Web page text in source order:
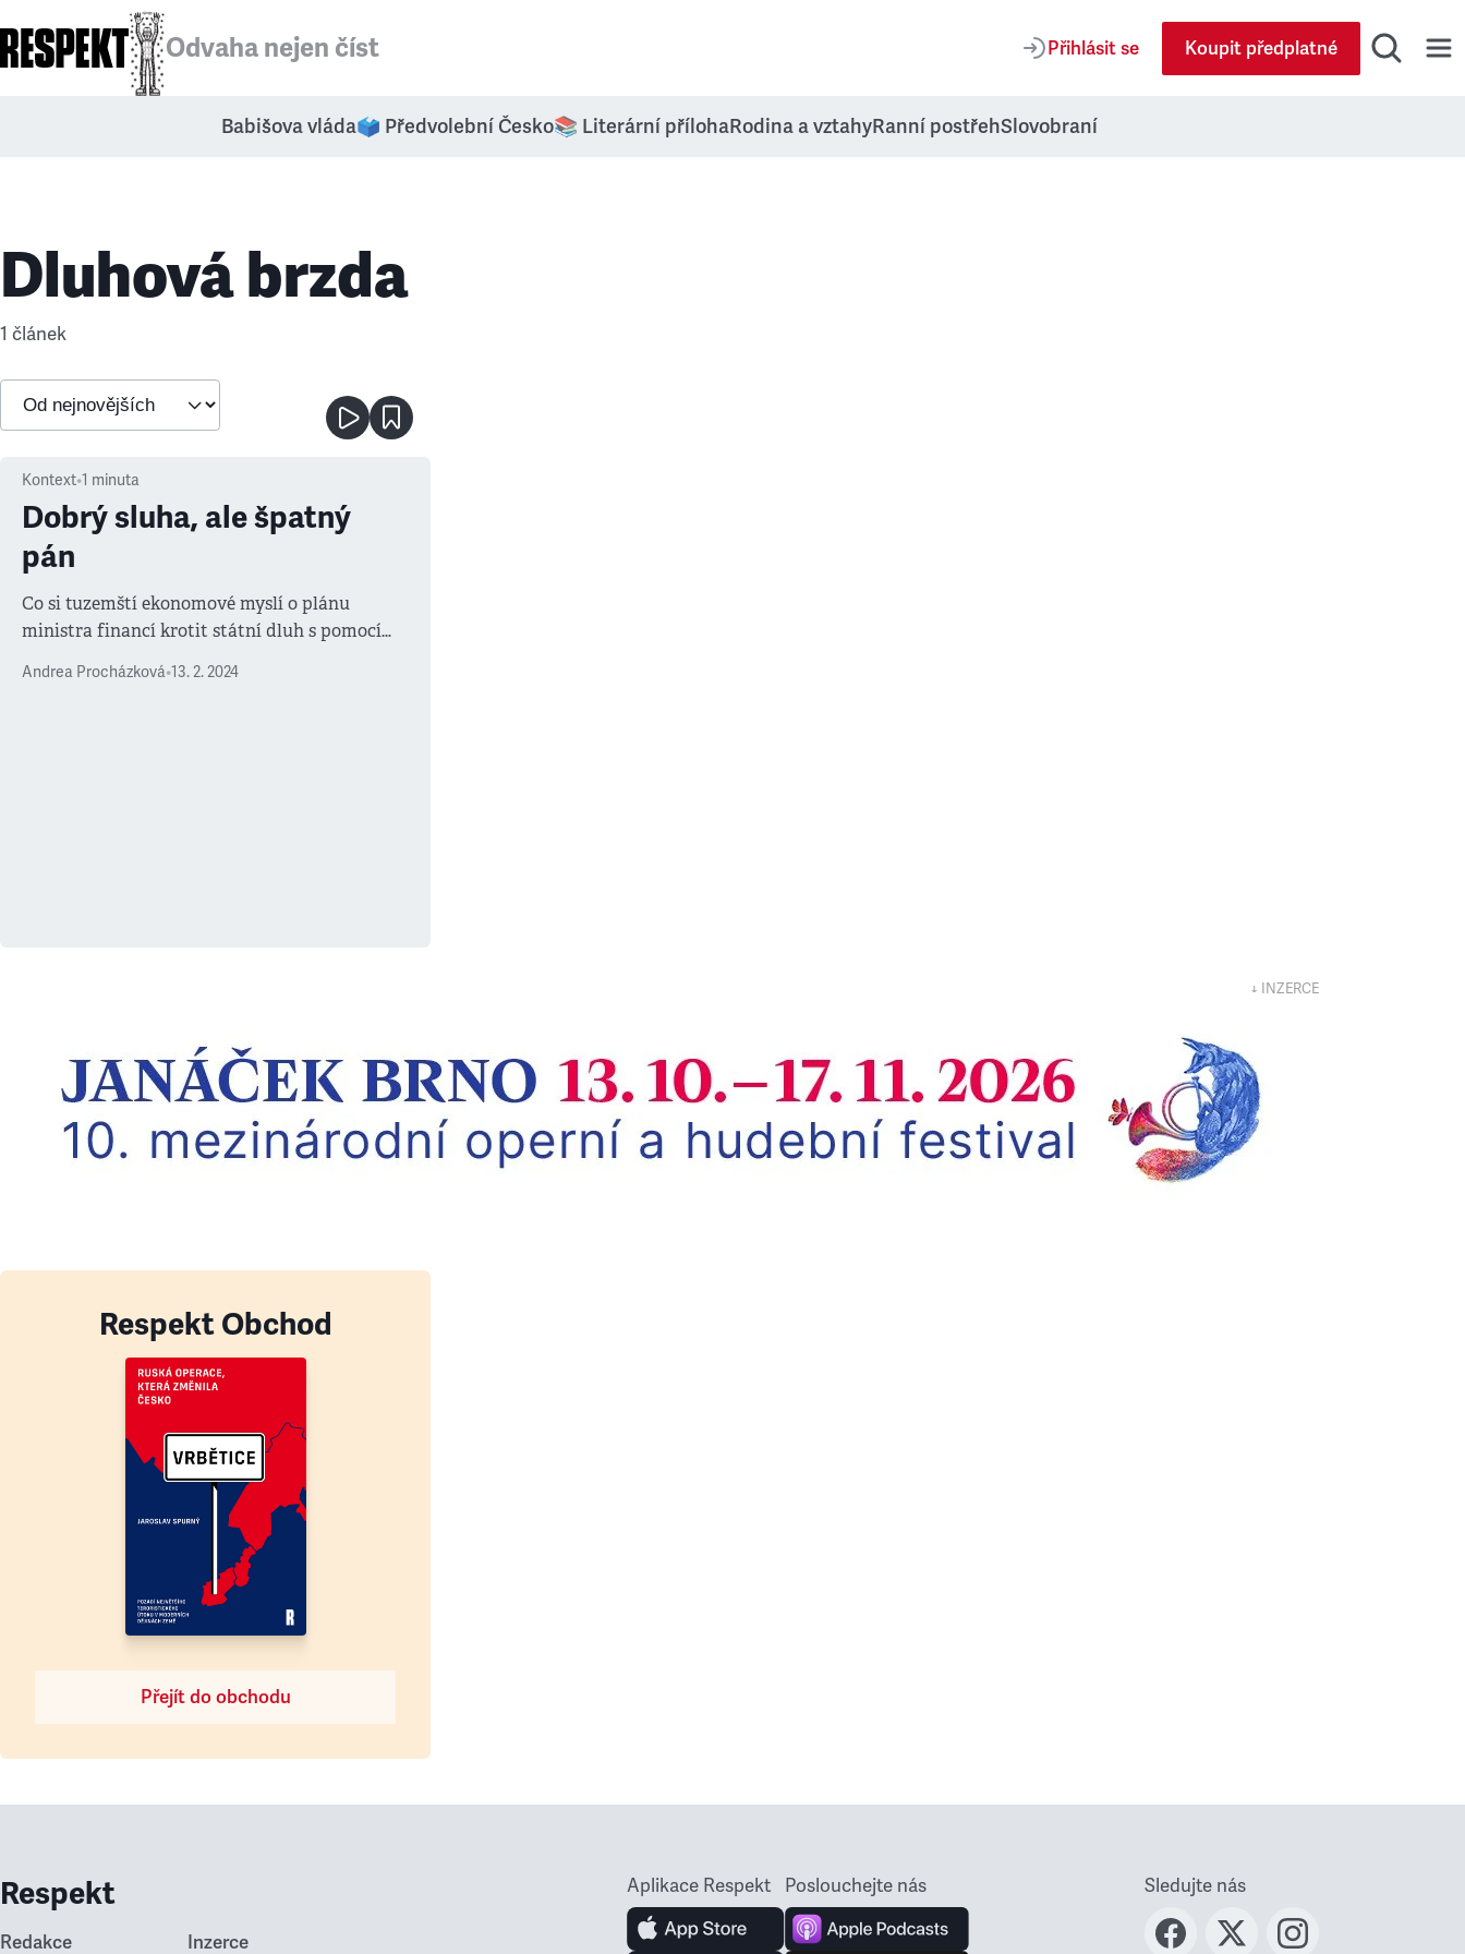
Odvaha nejen číst Přihlásit se Koupit předplatné
Babišova vláda🗳️ Předvolební Česko📚 Literární přílohaRodina a vztahyRanní postřehSlovobraní
Dluhová brzda
1 článek
Kontext•1 minuta
Dobrý sluha, ale špatný
pán
Co si tuzemští ekonomové myslí o plánu
ministra financí krotit státní dluh s pomocí
Andrea Procházková•13. 2. 2024
↓ INZERCE
Respekt Obchod
Přejít do obchodu
Respekt
Redakce Inzerce
Aplikace Respekt Poslouchejte nás Sledujte nás